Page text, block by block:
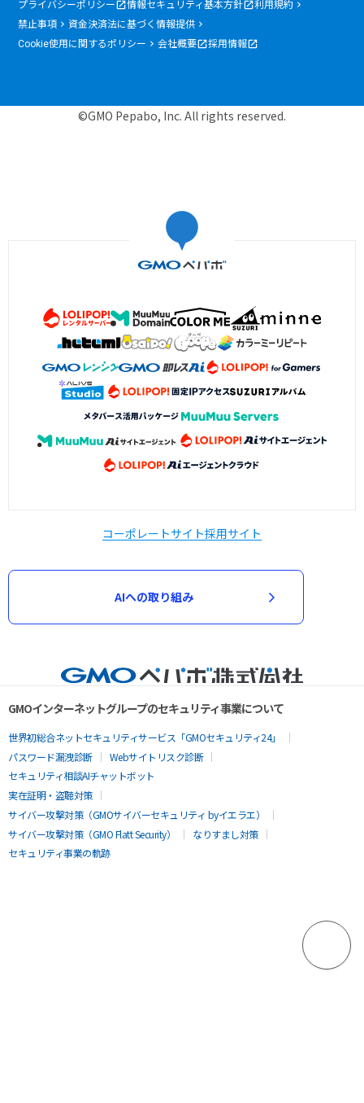
プライバシーポリシー 情報セキュリティ基本方針
利用規約
禁止事項
資金決済法に基づく情報提供
Cookie使用に関するポリシー
会社概要 採用情報
©GMO Pepabo, Inc. All rights reserved.
コーポレートサイト採用サイト
AIへの取り組み
GMOインターネットグループのセキュリティ事業について
世界初総合ネットセキュリティサービス「GMOセキュリティ24」
パスワード漏洩診断
Webサイトリスク診断
セキュリティ相談AIチャットボット
実在証明・盗聴対策
サイバー攻撃対策（GMOサイバーセキュリティ byイエラエ）
サイバー攻撃対策（GMO Flatt Security）
なりすまし対策
セキュリティ事業の軌跡